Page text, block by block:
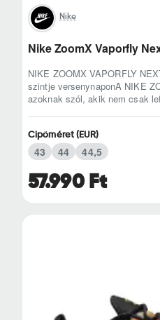
Nike
Nike ZoomX Vaporfly
NIKE ZOOMX VAPORFLY
szintje versenynaponA NIKE
azoknak szól, akik nem csak
57.990 Ft
Cipőméret (EUR)
43 44 44,5